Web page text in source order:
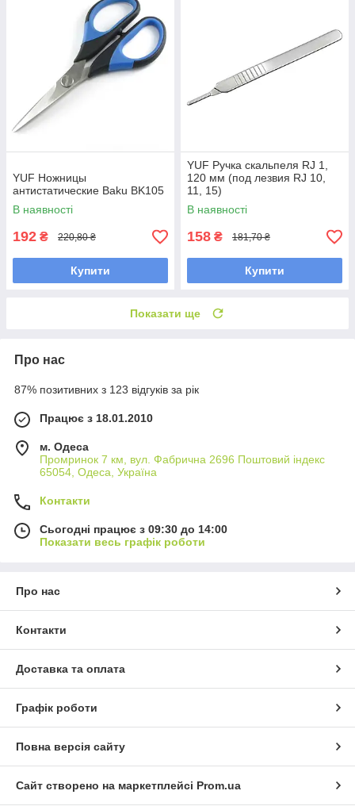
YUF Ножницы
антистатические Baku BK105
В наявності
192 ₴ 220,80 ₴
Купити
YUF Ручка скальпеля RJ 1,
120 мм (под лезвия RJ 10,
11, 15)
В наявності
158 ₴ 181,70 ₴
Купити
Показати ще
Про нас
87% позитивних з 123 відгуків за рік
Працює з 18.01.2010
м. Одеса
Промринок 7 км, вул. Фабрична 2696 Поштовий індекс
65054, Одеса, Україна
Контакти
Сьогодні працює з 09:30 до 14:00
Показати весь графік роботи
Про нас
Контакти
Доставка та оплата
Графік роботи
Повна версія сайту
Сайт створено на маркетплейсі Prom.ua